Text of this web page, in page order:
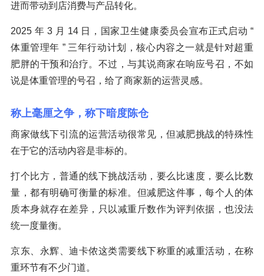
进而带动到店消费与产品转化。
2025 年 3 月 14 日，国家卫生健康委员会宣布正式启动 “
体重管理年 ” 三年行动计划，核心内容之一就是针对超重
肥胖的干预和治疗。不过，与其说商家在响应号召，不如
说是体重管理的号召，给了商家新的运营灵感。
称上毫厘之争，称下暗度陈仓
商家做线下引流的运营活动很常见，但减肥挑战的特殊性
在于它的活动内容是非标的。
打个比方，普通的线下挑战活动，要么比速度，要么比数
量，都有明确可衡量的标准。但减肥这件事，每个人的体
质本身就存在差异，只以减重斤数作为评判依据，也没法
统一度量衡。
京东、永辉、迪卡侬这类需要线下称重的减重活动，在称
重环节有不少门道。